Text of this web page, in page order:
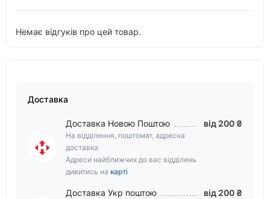
Немає відгуків про цей товар.
Доставка
Доставка Новою Поштою
На відділення, поштомат, адресна
доставка
Адреси найближчих до вас відділень
дивитись на карті
від 200 ₴
Доставка Укр поштою від 200 ₴